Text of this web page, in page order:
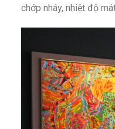
chớp nháy, nhiệt độ